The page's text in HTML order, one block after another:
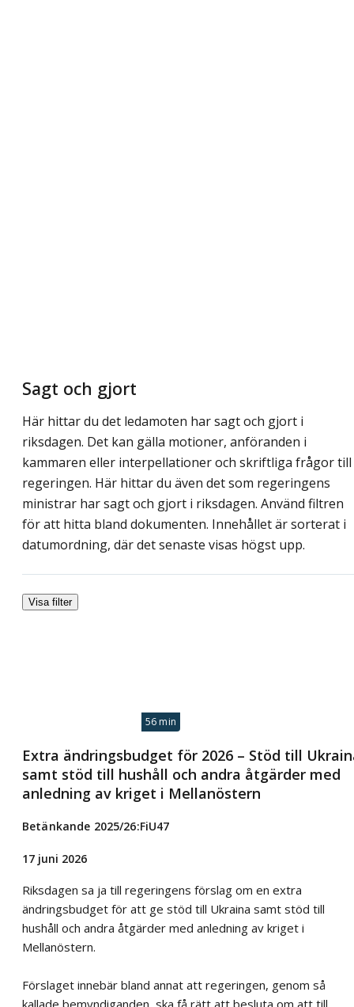
Sagt och gjort
Här hittar du det ledamoten har sagt och gjort i
riksdagen. Det kan gälla motioner, anföranden i
kammaren eller interpellationer och skriftliga frågor till
regeringen. Här hittar du även det som regeringens
ministrar har sagt och gjort i riksdagen. Använd filtren
för att hitta bland dokumenten. Innehållet är sorterat i
datumordning, där det senaste visas högst upp.
Visa filter
56 min
Extra ändringsbudget för 2026 – Stöd till
samt stöd till hushåll och andra åtgärder med
anledning av kriget i Mellanöstern
Betänkande 2025/26:FiU47
17 juni 2026
Riksdagen sa ja till regeringens förslag om en extra
ändringsbudget för att ge stöd till Ukraina samt stöd till
hushåll och andra åtgärder med anledning av kriget i
Mellanöstern.
Förslaget innebär bland annat att regeringen, genom så
kallade bemyndiganden, ska få rätt att besluta om att till